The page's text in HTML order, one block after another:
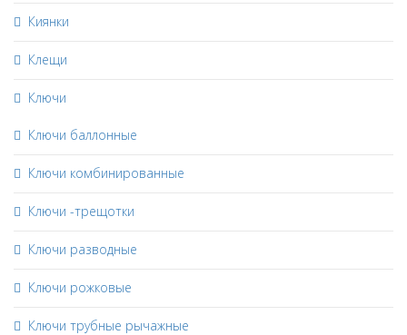
Киянки
Клещи
Ключи
Ключи баллонные
Ключи комбинированные
Ключи -трещотки
Ключи разводные
Ключи рожковые
Ключи трубные рычажные